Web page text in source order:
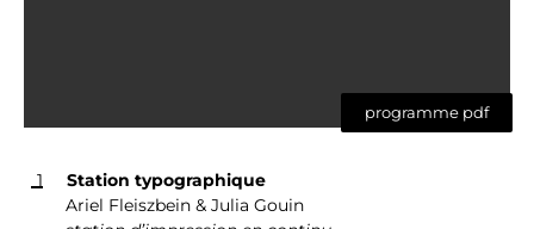
programme pdf
1
Station typographique
Ariel Fleiszbein & Julia Gouin